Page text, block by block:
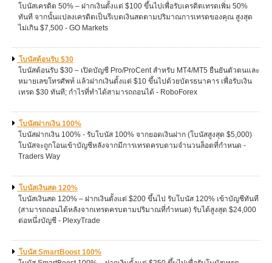
โบนัสเครดิต 50% – ฝากเงินตั้งแต่ $100 ขึ้นไปเพื่อรับเครดิตเทรดเพิ่ม 50%
ทันที จากนั้นแปลงเครดิตเป็นรีเบตเงินสดตามปริมาณการเทรดของคุณ สูงสุด
ไม่เกิน $7,500 - GO Markets
โบนัสต้อนรับ $30
โบนัสต้อนรับ $30 – เปิดบัญชี Pro/ProCent สำหรับ MT4/MT5 ยืนยันตัวตนและ
หมายเลขโทรศัพท์ แล้วฝากเงินตั้งแต่ $10 ขึ้นไปด้วยบัตรธนาคาร เพื่อรับเงิน
เทรด $30 ทันที; กำไรที่ทำได้สามารถถอนได้ - RoboForex
โบนัสฝากเงิน 100%
โบนัสฝากเงิน 100% - รับโบนัส 100% จากยอดเงินฝาก (โบนัสสูงสุด $5,000)
โบนัสจะถูกโอนเข้าบัญชีหลังจากมีการเทรดครบตามจำนวนล็อตที่กำหนด -
Traders Way
โบนัสเงินสด 120%
โบนัสเงินสด 120% – ฝากเงินตั้งแต่ $200 ขึ้นไป รับโบนัส 120% เข้าบัญชีทันที
(สามารถถอนได้หลังจากเทรดครบตามปริมาณที่กำหนด) รับได้สูงสุด $24,000
ต่อหนึ่งบัญชี - PlexyTrade
โบนัส SmartBoost 100%